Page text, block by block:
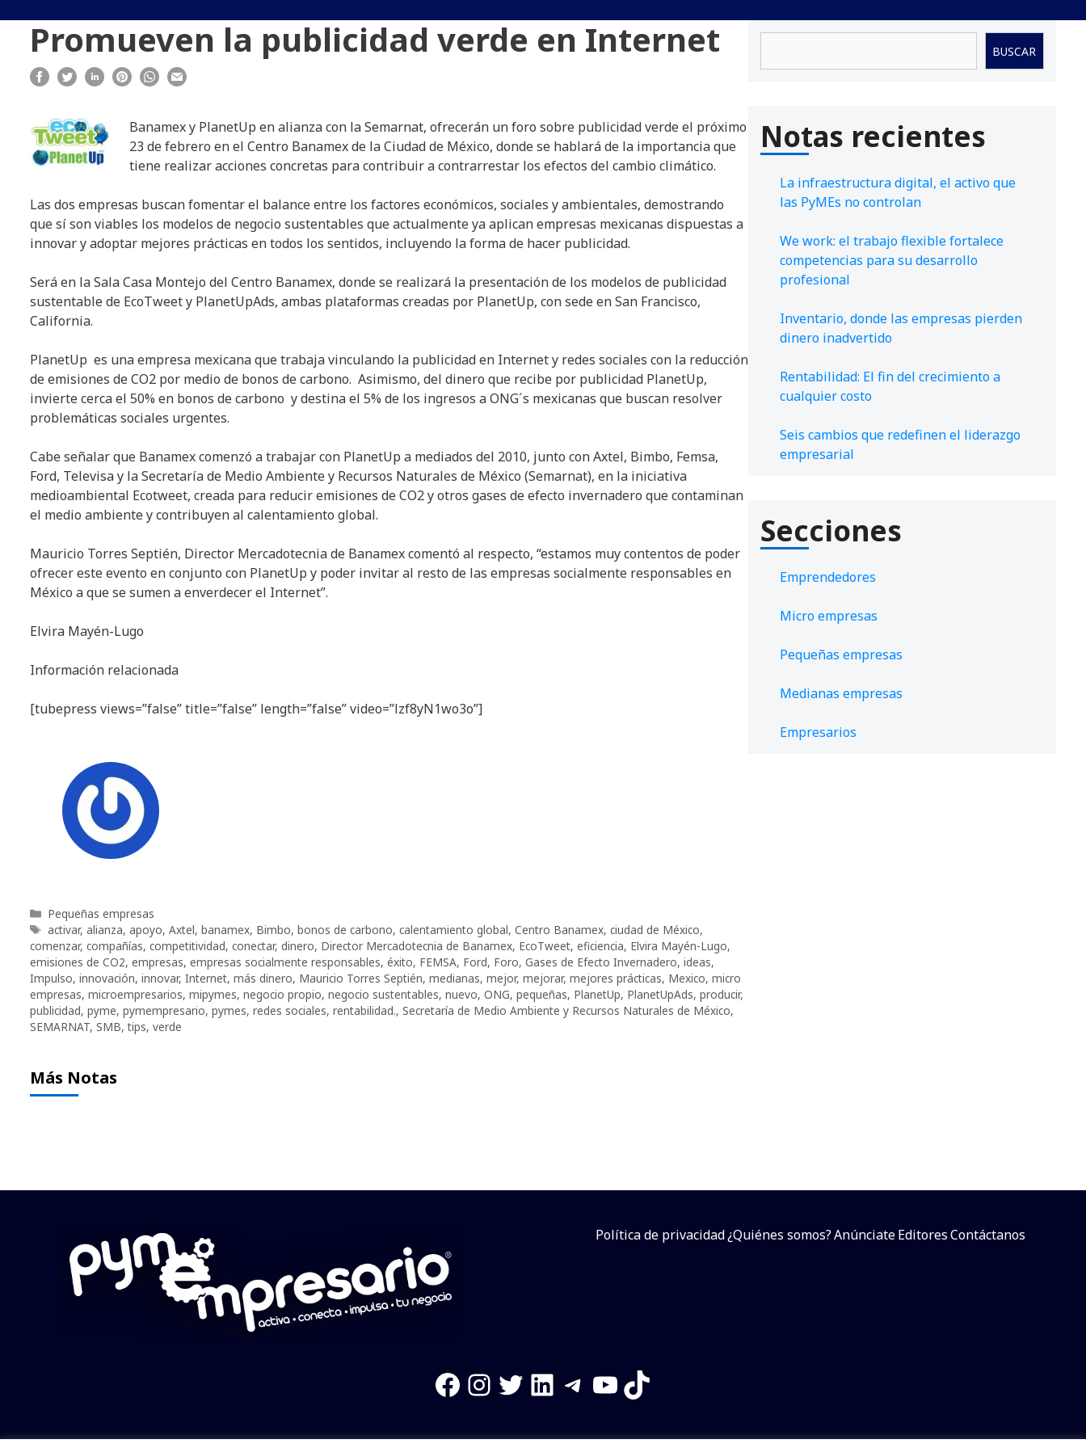
Promueven la publicidad verde en Internet
Banamex y PlanetUp en alianza con la Semarnat, ofrecerán un foro sobre publicidad verde el próximo
23 de febrero en el Centro Banamex de la Ciudad de México, donde se hablará de la importancia que
tiene realizar acciones concretas para contribuir a contrarrestar los efectos del cambio climático.
Las dos empresas buscan fomentar el balance entre los factores económicos, sociales y ambientales, demostrando
que sí son viables los modelos de negocio sustentables que actualmente ya aplican empresas mexicanas dispuestas a
innovar y adoptar mejores prácticas en todos los sentidos, incluyendo la forma de hacer publicidad.
Será en la Sala Casa Montejo del Centro Banamex, donde se realizará la presentación de los modelos de publicidad
sustentable de EcoTweet y PlanetUpAds, ambas plataformas creadas por PlanetUp, con sede en San Francisco,
California.
PlanetUp es una empresa mexicana que trabaja vinculando la publicidad en Internet y redes sociales con la reducción
de emisiones de CO2 por medio de bonos de carbono. Asimismo, del dinero que recibe por publicidad PlanetUp,
invierte cerca el 50% en bonos de carbono y destina el 5% de los ingresos a ONG´s mexicanas que buscan resolver
problemáticas sociales urgentes.
Cabe señalar que Banamex comenzó a trabajar con PlanetUp a mediados del 2010, junto con Axtel, Bimbo, Femsa,
Ford, Televisa y la Secretaría de Medio Ambiente y Recursos Naturales de México (Semarnat), en la iniciativa
medioambiental Ecotweet, creada para reducir emisiones de CO2 y otros gases de efecto invernadero que contaminan
el medio ambiente y contribuyen al calentamiento global.
Mauricio Torres Septién, Director Mercadotecnia de Banamex comentó al respecto, “estamos muy contentos de poder
ofrecer este evento en conjunto con PlanetUp y poder invitar al resto de las empresas socialmente responsables en
México a que se sumen a enverdecer el Internet”.
Elvira Mayén-Lugo
Información relacionada
[tubepress views=”false” title=”false” length=”false” video=”lzf8yN1wo3o”]
Categorías
Pequeñas empresas
Etiquetas
activar, alianza, apoyo, Axtel, banamex, Bimbo, bonos de carbono, calentamiento global, Centro Banamex, ciudad de México,
comenzar, compañías, competitividad, conectar, dinero, Director Mercadotecnia de Banamex, EcoTweet, eficiencia, Elvira Mayén-Lugo,
emisiones de CO2, empresas, empresas socialmente responsables, éxito, FEMSA, Ford, Foro, Gases de Efecto Invernadero, ideas,
Impulso, innovación, innovar, Internet, más dinero, Mauricio Torres Septién, medianas, mejor, mejorar, mejores prácticas, Mexico, micro
empresas, microempresarios, mipymes, negocio propio, negocio sustentables, nuevo, ONG, pequeñas, PlanetUp, PlanetUpAds, producir,
publicidad, pyme, pymempresario, pymes, redes sociales, rentabilidad., Secretaría de Medio Ambiente y Recursos Naturales de México,
SEMARNAT, SMB,tips, verde
Más Notas
BUSCAR
Notas recientes
La infraestructura digital, el activo que
las PyMEs no controlan
We work: el trabajo flexible fortalece
competencias para su desarrollo
profesional
Inventario, donde las empresas pierden
dinero inadvertido
Rentabilidad: El fin del crecimiento a
cualquier costo
Seis cambios que redefinen el liderazgo
empresarial
Secciones
Emprendedores
Micro empresas
Pequeñas empresas
Medianas empresas
Empresarios
Política de privacidad¿Quiénes somos?AnúnciateEditoresContáctanos
Facebook
Instagram
Twitter
LinkedIn
Telegram
YouTube
TikTok